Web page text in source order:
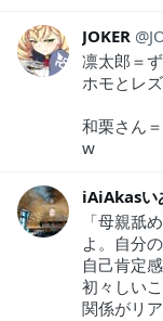
JOKER
凛太郎＝
ホモとレ
和栗さん
w
iAiAkasい
「母親舐
よ。自分
自己肯定
初々しい
関係がリ